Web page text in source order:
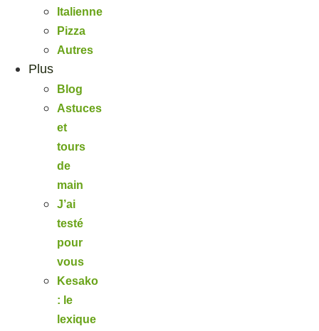
Italienne
Pizza
Autres
Plus
Blog
Astuces
et
tours
de
main
J’ai
testé
pour
vous
Kesako
: le
lexique